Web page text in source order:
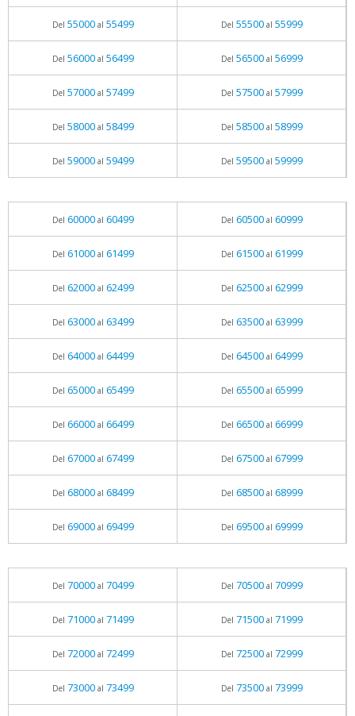
Del 55000al 55499 Del 55500al 55999
Del 56000al 56499 Del 56500al 56999
Del 57000al 57499 Del 57500al 57999
Del 58000al 58499 Del 58500al 58999
Del 59000al 59499 Del 59500al 59999
Del 60000al 60499 Del 60500al 60999
Del 61000al 61499 Del 61500al 61999
Del 62000al 62499 Del 62500al 62999
Del 63000al 63499 Del 63500al 63999
Del 64000al 64499 Del 64500al 64999
Del 65000al 65499 Del 65500al 65999
Del 66000al 66499 Del 66500al 66999
Del 67000al 67499 Del 67500al 67999
Del 68000al 68499 Del 68500al 68999
Del 69000al 69499 Del 69500al 69999
Del 70000al 70499 Del 70500al 70999
Del 71000al 71499 Del 71500al 71999
Del 72000al 72499 Del 72500al 72999
Del 73000al 73499 Del 73500al 73999